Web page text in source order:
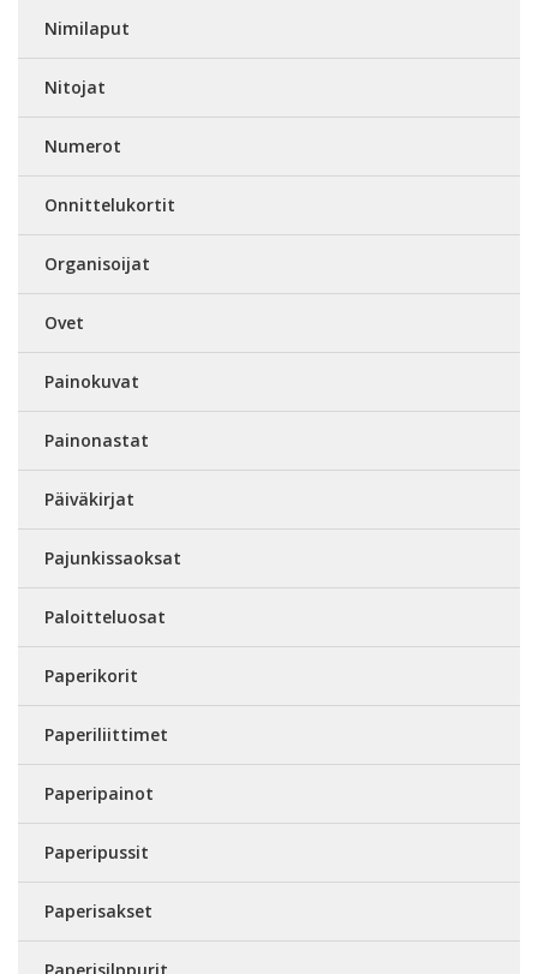
Nimilaput
Nitojat
Numerot
Onnittelukortit
Organisoijat
Ovet
Painokuvat
Painonastat
Päiväkirjat
Pajunkissaoksat
Paloitteluosat
Paperikorit
Paperiliittimet
Paperipainot
Paperipussit
Paperisakset